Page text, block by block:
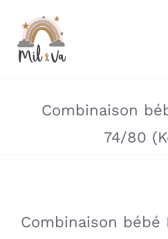
contenu
Combinaison
74/80
Combinaison bébé